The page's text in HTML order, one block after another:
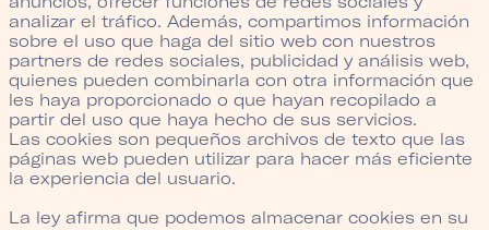
analizar el tráfico. Además, compartimos información
sobre el uso que haga del sitio web con nuestros
partners de redes sociales, publicidad y análisis web,
quienes pueden combinarla con otra información que
les haya proporcionado o que hayan recopilado a
partir del uso que haya hecho de sus servicios.
Las cookies son pequeños archivos de texto que las
páginas web pueden utilizar para hacer más eficiente
la experiencia del usuario.
La ley afirma que podemos almacenar cookies en su